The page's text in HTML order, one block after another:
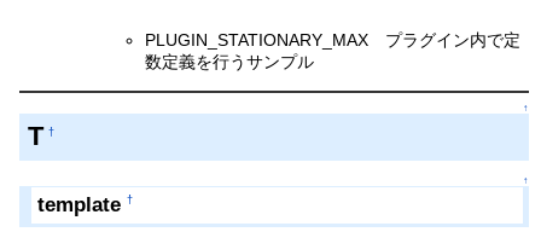
PLUGIN_STATIONARY_MAX プラグイン内で定
数定義を行うサンプル
↑
T †
↑
template †